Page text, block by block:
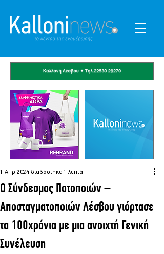
Ο Σύνδεσμος Ποτοποιών –
Αποσταγματοποιών Λέσβου γιόρτασε
τα 100χρόνια με μια ανοιχτή Γενική
Συνέλευση
1 Απρ 2024 διαβάστηκε 1 λεπτά